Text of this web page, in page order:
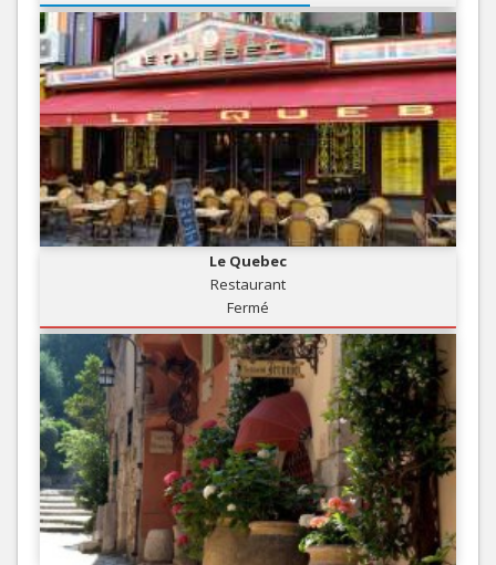
Le Quebec
Restaurant
Fermé